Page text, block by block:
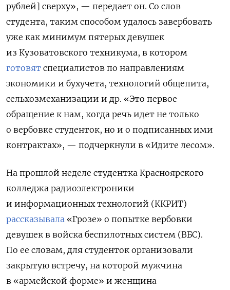
рублей] сверху», — передает он. Со слов
студента, таким способом удалось завербовать
уже как минимум пятерых девушек
из Кузоватовского техникума, в котором
готовят специалистов по направлениям
экономики и бухучета, технологий общепита,
сельхозмеханизации и др. «Это первое
обращение к нам, когда речь идет не только
о вербовке студенток, но и о подписанных ими
контрактах», — подчеркнули в «Идите лесом».
На прошлой неделе студентка Красноярского
колледжа радиоэлектроники
и информационных технологий (ККРИТ)
рассказывала «Грозе» о попытке вербовки
девушек в войска беспилотных систем (ВБС).
По ее словам, для студенток организовали
закрытую встречу, на которой мужчина
в «армейской форме» и женщина